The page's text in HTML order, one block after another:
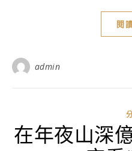
閱
admin
在年夜山深